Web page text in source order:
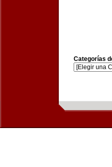
Categorías